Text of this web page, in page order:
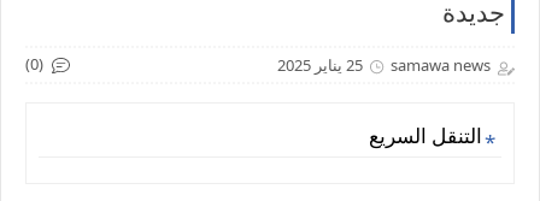
جديدة
samawa news 25 يناير 2025 (0)
التنقل السريع